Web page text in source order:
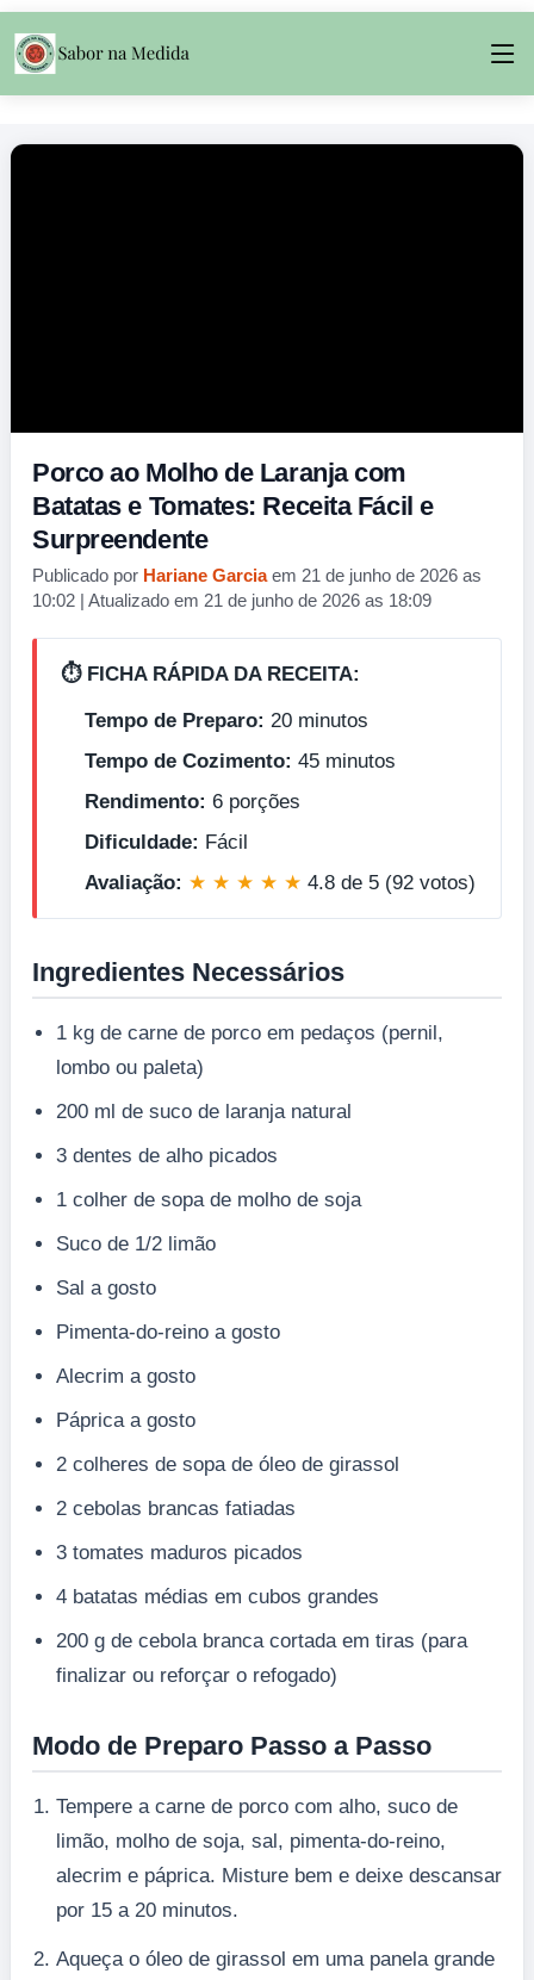
Porco ao Molho de Laranja com
Batatas e Tomates: Receita Fácil e
Surpreendente
Publicado por Hariane Garciaem 21 de junho de 2026 as
10:02 | Atualizado em 21 de junho de 2026 as 18:09
⏱️ FICHA RÁPIDA DA RECEITA:
Tempo de Preparo: 20 minutos
Tempo de Cozimento: 45 minutos
Rendimento: 6 porções
Dificuldade: Fácil
Avaliação: ★ ★ ★ ★ ★ 4.8 de 5 (92 votos)
Ingredientes Necessários
1 kg de carne de porco em pedaços (pernil,
lombo ou paleta)
200 ml de suco de laranja natural
3 dentes de alho picados
1 colher de sopa de molho de soja
Suco de 1/2 limão
Sal a gosto
Pimenta-do-reino a gosto
Alecrim a gosto
Páprica a gosto
2 colheres de sopa de óleo de girassol
2 cebolas brancas fatiadas
3 tomates maduros picados
4 batatas médias em cubos grandes
200 g de cebola branca cortada em tiras (para
finalizar ou reforçar o refogado)
Modo de Preparo Passo a Passo
Tempere a carne de porco com alho, suco de
limão, molho de soja, sal, pimenta-do-reino,
alecrim e páprica. Misture bem e deixe descansar
por 15 a 20 minutos.
Aqueça o óleo de girassol em uma panela grande